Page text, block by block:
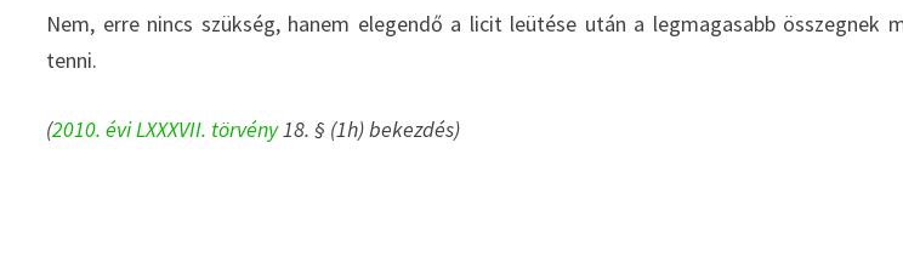
Nem, erre nincs szükség, hanem elegendő a licit leütése után a legmagasabb összegnek
tenni.
(2010. évi LXXXVII. törvény18. § (1h) bekezdés)